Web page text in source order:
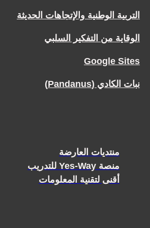
التربية الوطنية والإتجاهات الحديثة
الوقاية من التفكير السلبي
Google Sites
نبات الكادي (Pandanus)
منتديات العارضة
منصة Yes-Way للتدريب
أقنى لتقنية المعلومات